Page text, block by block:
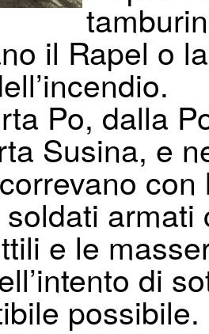
il Rapel o
Po, dalla
Susina, e
armati
e le
di
possibile.